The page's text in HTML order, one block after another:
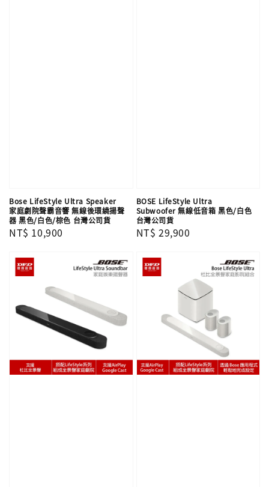
Bose LifeStyle Ultra Speaker
家庭劇院聲霸音響 無線後環繞揚聲
器 黑色/白色/棕色 台灣公司貨
Regular
NT$ 10,900
BOSE LifeStyle Ultra
Subwoofer 無線低音箱 黑色/白色
台灣公司貨
Regular
NT$ 29,900